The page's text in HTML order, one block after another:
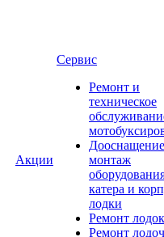
Акции
Сервис
Ремонт и
техническое
монтаж
катера и
лодки
Ремонт
Ремонт